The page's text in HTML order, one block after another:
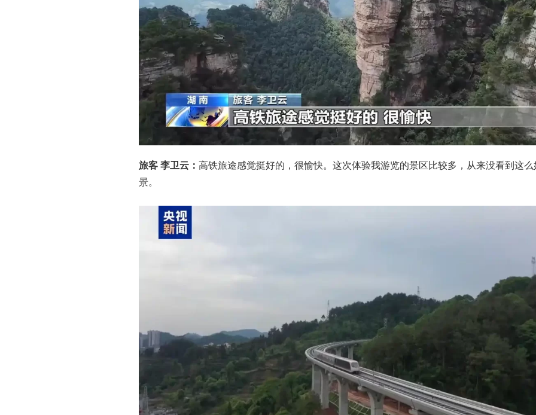
旅客 李卫云： 高铁旅途感觉挺好的，很愉快。这次体验我游览的景区比较多，从来没看到这么
景。